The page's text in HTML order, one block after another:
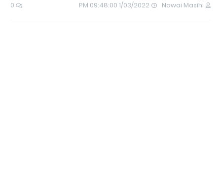
Nawai Masihi
1/03/2022 09:48:00 PM
0